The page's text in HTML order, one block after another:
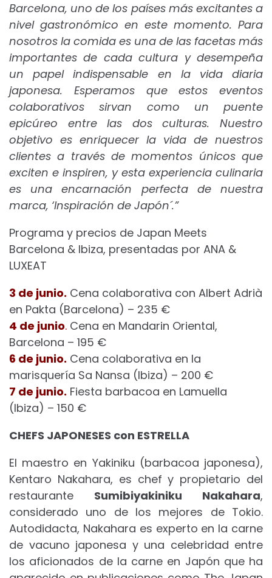
Barcelona, uno de los países más excitantes a
nivel gastronómico en este momento. Para
nosotros la comida es una de las facetas más
importantes de cada cultura y desempeña
un papel indispensable en la vida diaria
japonesa. Esperamos que estos eventos
colaborativos sirvan como un puente
epicúreo entre las dos culturas. Nuestro
objetivo es enriquecer la vida de nuestros
clientes a través de momentos únicos que
exciten e inspiren, y esta experiencia culinaria
es una encarnación perfecta de nuestra
marca, ‘Inspiración de Japón´.”
Programa y precios de Japan Meets
Barcelona & Ibiza, presentadas por ANA &
LUXEAT
3 de junio. Cena colaborativa con Albert Adrià
en Pakta (Barcelona) – 235 €
4 de junio. Cena en Mandarin Oriental,
Barcelona – 195 €
6 de junio. Cena colaborativa en la
marisquería Sa Nansa (Ibiza) – 200 €
7 de junio. Fiesta barbacoa en Lamuella
(Ibiza) – 150 €
CHEFS JAPONESES con ESTRELLA
El maestro en Yakiniku (barbacoa japonesa),
Kentaro Nakahara, es chef y propietario del
restaurante Sumibiyakiniku Nakahara,
considerado uno de los mejores de Tokio.
Autodidacta, Nakahara es experto en la carne
de vacuno japonesa y una celebridad entre
los aficionados de la carne en Japón que ha